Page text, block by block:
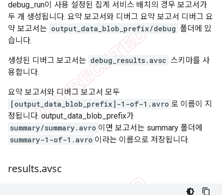
debug_run이 사용 설정된 집계 서비스 배치의 경우 보고서가
두 개 생성됩니다. 요약 보고서와 디버그 요약 보고서 디버그 요
약 보고서는 output_data_blob_prefix/debug 폴더에 있
습니다.
생성된 디버그 보고서는 debug_results.avsc 스키마를 사
용합니다.
요약 보고서와 디버그 보고서 모두
[output_data_blob_prefix]-1-of-1.avro 로 이름이 지
정됩니다. output_data_blob_prefix가
summary/summary.avro 이면 보고서는 summary 폴더에
summary-1-of-1.avro 이라는 이름으로 저장됩니다.
results.avsc